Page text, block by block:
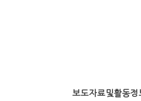
보도자료및활동정